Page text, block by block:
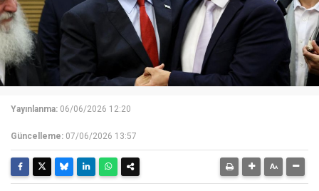
Yayınlanma: 06/06/2026 12:20
Güncelleme: 07/06/2026 13:57